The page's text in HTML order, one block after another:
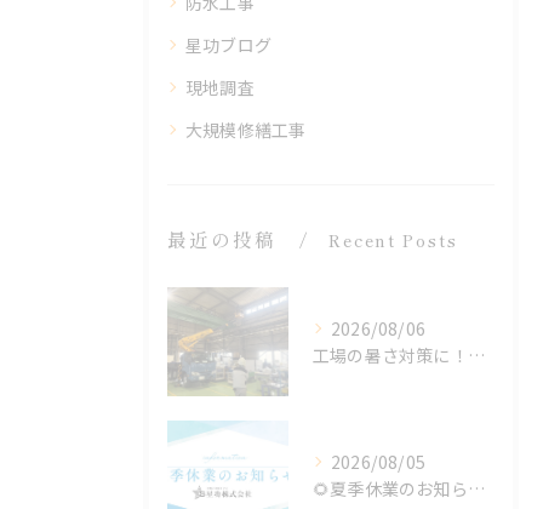
星功ブログ
現地調査
大規模修繕工事
最近の投稿 Recent Posts
2026/08/06
工場の暑さ対策に！遮熱塗料「アドクールAQUA」施工前の温度測定を設置
2026/08/05
🌻夏季休業のお知らせ🌻